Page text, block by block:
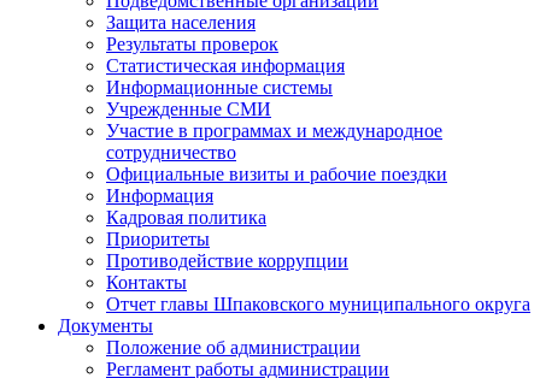
Защита населения
Результаты проверок
Статистическая информация
Информационные системы
Учрежденные СМИ
Участие в программах и международное
сотрудничество
Официальные визиты и рабочие поездки
Информация
Кадровая политика
Приоритеты
Противодействие коррупции
Контакты
Отчет главы Шпаковского муниципального округа
Документы
Положение об администрации
Регламент работы администрации